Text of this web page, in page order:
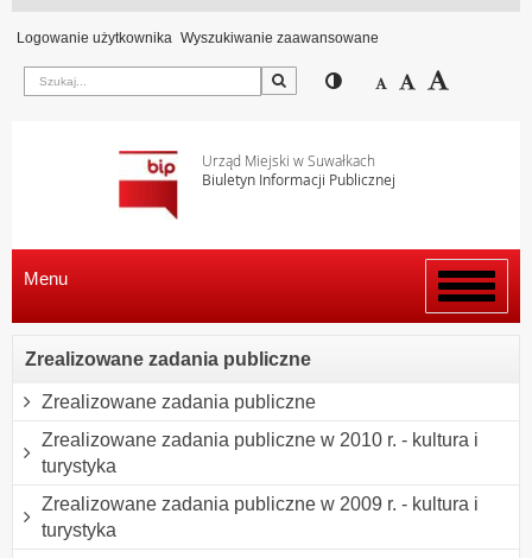
Logowanie użytkownika Wyszukiwanie zaawansowane
Szukaj Przełącz pomiędzy
Zmniejsz
Domyślny
Urząd Miejski w Suwałkach
Biuletyn Informacji Publicznej
Włącz
menu
Menu
Zrealizowane zadania publiczne
Zrealizowane zadania publiczne
Zrealizowane zadania publiczne w 2010 r. - kultura i
turystyka
Zrealizowane zadania publiczne w 2009 r. - kultura i
turystyka